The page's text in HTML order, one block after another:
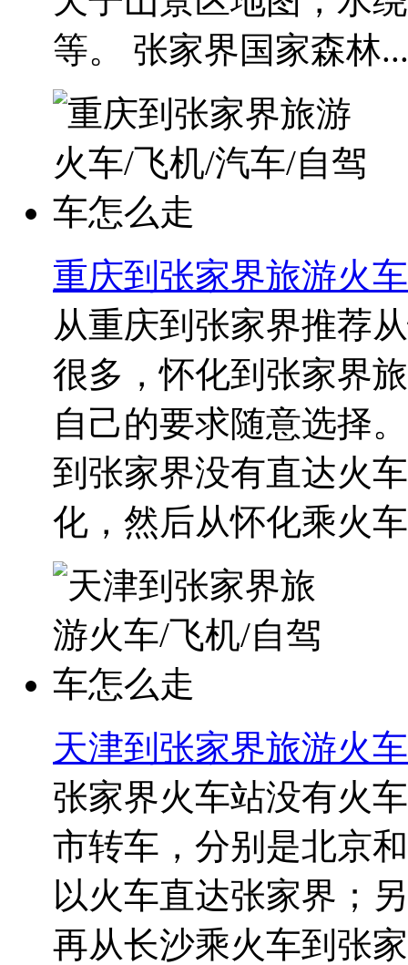
等。 张家界国家森林...
重庆到张家界旅游火
从重庆到张家界推荐
很多，怀化到张家界
自己的要求随意选择
到张家界没有直达火
化，然后从怀化乘火
天津到张家界旅游火
张家界火车站没有火
市转车，分别是北京
以火车直达张家界；
再从长沙乘火车到张